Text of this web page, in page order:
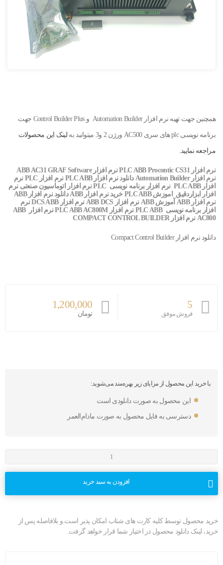
همچنین جهت تهیه نرم افزار Automation Builder و Control Builder Plus جهت
برنامه نویسی plc های سری AC500 ورژن 2 و3 میتوانید به لینک این محصولات
مراجعه نمایید.
نرم افزار PLC ABB Procontic CS31 نرم افزار ABB AC31 GRAF Software
نرم افزار Automation Builder
دانلود نرم افزار PLC ABB
نرم افزار PLC نرم
افزار PLC ABB نرم افزار برنامه نویسی PLC نرم افزار اتوماسیون صنعتی نرم
نرم افزار ABB آموزش ABB نرم افزار ABB DCS نرم افزار DCS ABB نرم
افزار برنامه نویسی PLC ABB
نرم افزار PLC ABB AC800M نرم افزار ABB
AC800 نرم افزار COMPACT CONTROL BUILDER
دانلود نرم افزار Compact Control Builder
5
فروش موفق
1,200,000
تومان
با خرید این محصول از مزایای زیر بهره‌مند می‌شوید:
این محصول به صورت دانلودی است
دسترسی به فایل محصول به صورت مادام‌العمر
افزودن به سبد خرید
خرید محصول توسط کلیه کارت های شتاب امکان پذیر است و بلافاصله پس از
خرید، لینک دانلود محصول در اختیار شما قرار خواهد گرفت.